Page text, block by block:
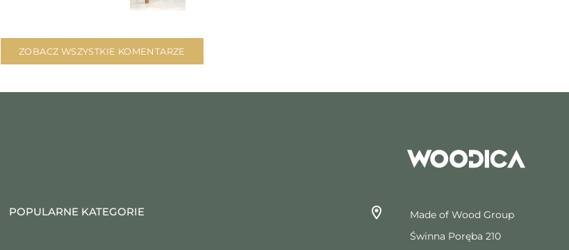
ZOBACZ WSZYSTKIE KOMENTARZE
POPULARNE KATEGORIE
Made of Wood Group
Świnna Poręba 210